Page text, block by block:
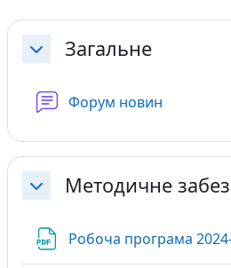
Схема розділу
ЗгорнутиЗагальне
Форум новин
ЗгорнутиМетодичне
Робоча програма